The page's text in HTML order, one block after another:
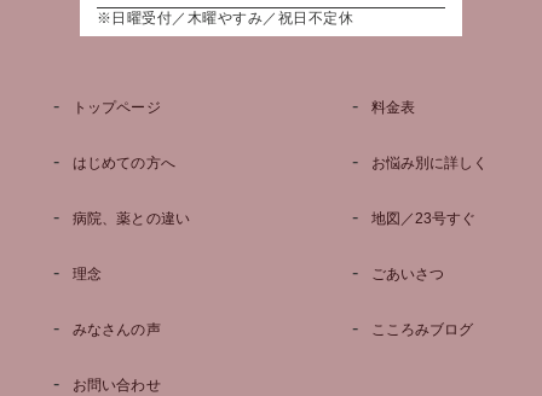
※日曜受付／木曜やすみ／祝日不定休
トップページ
はじめての方へ
病院、薬との違い
理念
みなさんの声
料金表
お悩み別に詳しく
地図／23号すぐ
ごあいさつ
こころみブログ
お問い合わせ